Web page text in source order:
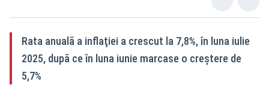
Rata anuală a inflaţiei a crescut la 7,8%, în luna iulie
2025, după ce în luna iunie marcase o creştere de
5,7%